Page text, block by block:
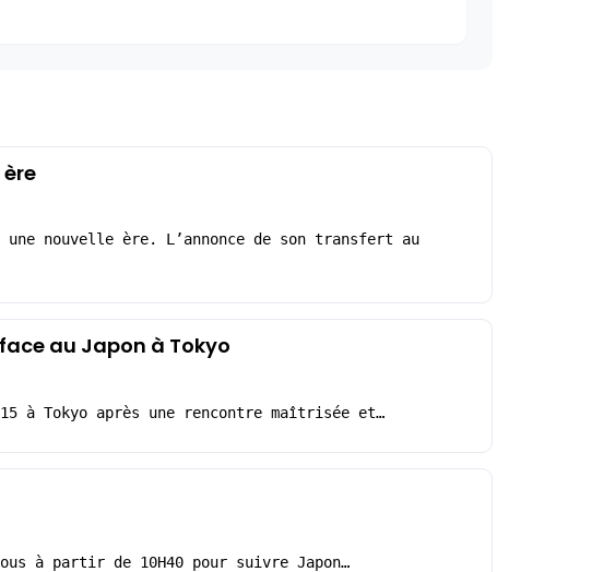
une nouvelle ère. L’annonce de son transfert au
au Japon à Tokyo
à Tokyo après une rencontre maîtrisée et…
à partir de 10H40 pour suivre Japon…